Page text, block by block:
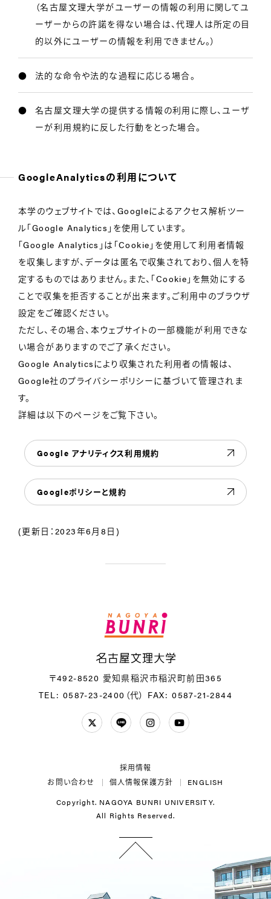
（名古屋文理大学がユーザーの情報の利用に関してユ
ーザーからの許諾を得ない場合は、代理人は所定の目
的以外にユーザーの情報を利用できません。）
法的な命令や法的な過程に応じる場合。
名古屋文理大学の提供する情報の利用に際し、ユーザ
ーが利用規約に反した行動をとった場合。
GoogleAnalyticsの利用について
本学のウェブサイトでは、Googleによるアクセス解析ツー
ル「Google Analytics」を使用しています。
「Google Analytics」は「Cookie」を使用して利用者情報
を収集しますが、データは匿名で収集されており、個人を特
定するものではありません。また、「Cookie」を無効にする
ことで収集を拒否することが出来ます。ご利用中のブラウザ
設定をご確認ください。
ただし、その場合、本ウェブサイトの一部機能が利用できな
い場合がありますのでご了承ください。
Google Analyticsにより収集された利用者の情報は、
Google社のプライバシーポリシーに基づいて管理されま
す。
詳細は以下のページをご覧下さい。
Google アナリティクス利用規約
Googleポリシーと規約
(更新日：2023年6月8日)
〒492-8520 愛知県稲沢市稲沢町前田365
TEL: 0587-23-2400（代） FAX: 0587-21-2844
ENGLISH
個人情報保護方針
お問い合わせ
採用情報
Copyright. NAGOYA BUNRI UNIVERSITY.
All Rights Reserved.